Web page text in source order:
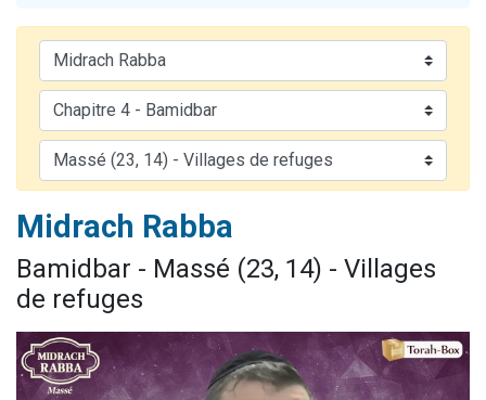
3 personnes viennent de nous rejoindre sur WhatsApp
2 nouvelles musiques dans Torah-Box Music
8 personnes viennent de faire un don pour Tsédaka : pauvres d'Israel
4 personnes viennent de nous rejoindre sur WhatsApp
Midrach Rabba
Bamidbar - Massé (23, 14) - Villages
de refuges